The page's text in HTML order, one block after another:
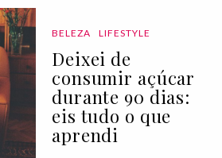
BELEZA LIFESTYLE
Deixei de
consumir açúcar
durante 90 dias:
eis tudo o que
aprendi